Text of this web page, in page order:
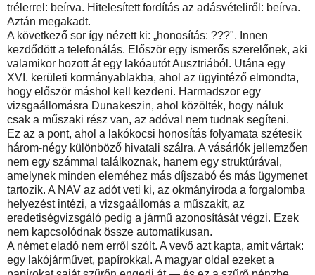
trélerrel: beírva. Hitelesített fordítás az adásvételiről: beírva.
Aztán megakadt.
A következő sor így nézett ki: „honosítás: ???". Innen
kezdődött a telefonálás. Először egy ismerős szerelőnek, aki
valamikor hozott át egy lakóautót Ausztriából. Utána egy
XVI. kerületi kormányablakba, ahol az ügyintéző elmondta,
hogy először máshol kell kezdeni. Harmadszor egy
vizsgaállomásra Dunakeszin, ahol közölték, hogy náluk
csak a műszaki rész van, az adóval nem tudnak segíteni.
Ez az a pont, ahol a lakókocsi honosítás folyamata szétesik
három-négy különböző hivatali szálra. A vásárlók jellemzően
nem egy számmal találkoznak, hanem egy struktúrával,
amelynek minden eleméhez más díjszabó és más ügymenet
tartozik. A NAV az adót veti ki, az okmányiroda a forgalomba
helyezést intézi, a vizsgaállomás a műszakit, az
eredetiségvizsgáló pedig a jármű azonosítását végzi. Ezek
nem kapcsolódnak össze automatikusan.
A német eladó nem erről szólt. A vevő azt kapta, amit vártak:
egy lakójárművet, papírokkal. A magyar oldal ezeket a